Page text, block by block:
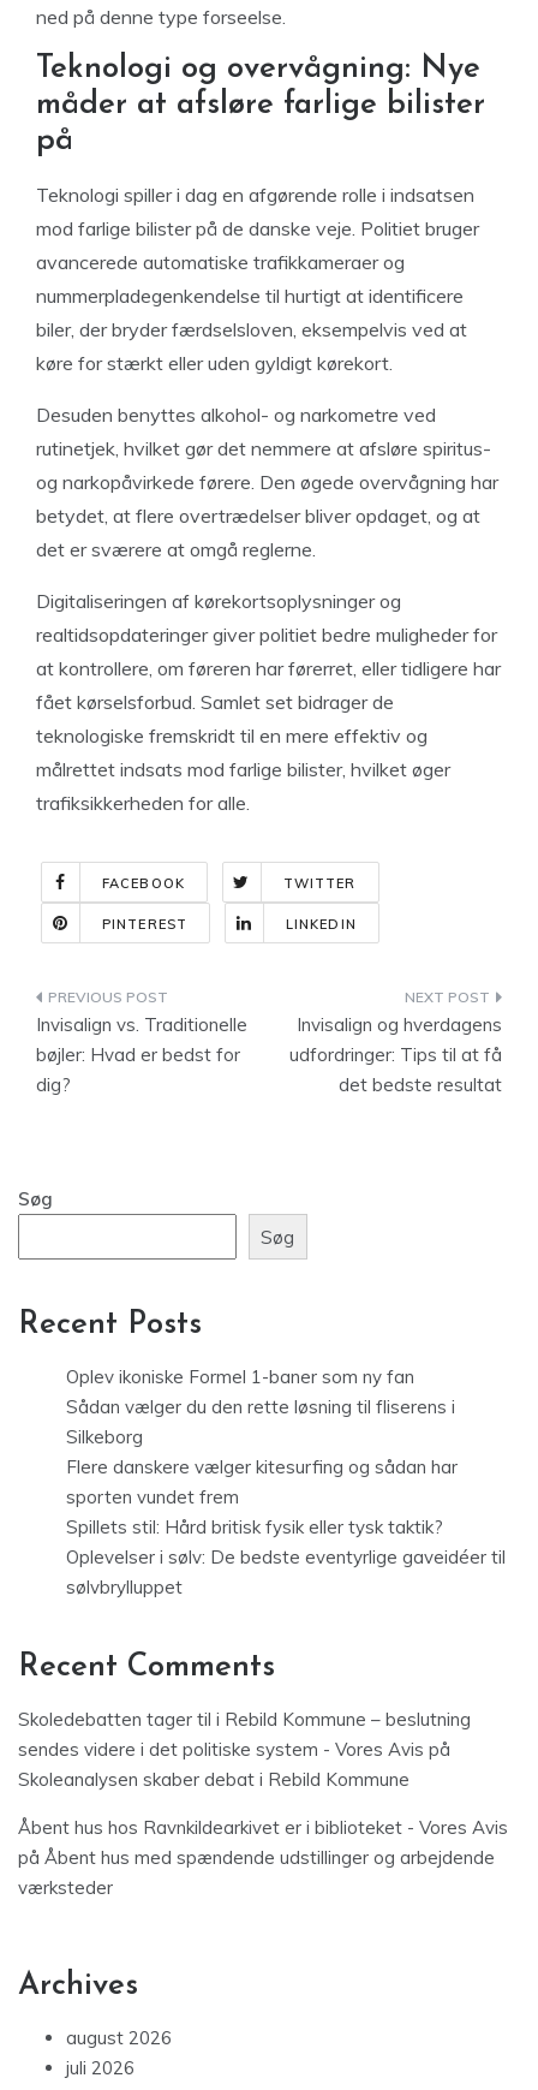
ned på denne type forseelse.
Teknologi og overvågning: Nye
måder at afsløre farlige bilister
på
Teknologi spiller i dag en afgørende rolle i indsatsen
mod farlige bilister på de danske veje. Politiet bruger
avancerede automatiske trafikkameraer og
nummerpladegenkendelse til hurtigt at identificere
biler, der bryder færdselsloven, eksempelvis ved at
køre for stærkt eller uden gyldigt kørekort.
Desuden benyttes alkohol- og narkometre ved
rutinetjek, hvilket gør det nemmere at afsløre spiritus-
og narkopåvirkede førere. Den øgede overvågning har
betydet, at flere overtrædelser bliver opdaget, og at
det er sværere at omgå reglerne.
Digitaliseringen af kørekortsoplysninger og
realtidsopdateringer giver politiet bedre muligheder for
at kontrollere, om føreren har førerret, eller tidligere har
fået kørselsforbud. Samlet set bidrager de
teknologiske fremskridt til en mere effektiv og
målrettet indsats mod farlige bilister, hvilket øger
trafiksikkerheden for alle.
FACEBOOK TWITTER
PINTEREST LINKEDIN
Indlægsnavigation
Invisalign vs. Traditionelle
bøjler: Hvad er bedst for
dig?
Invisalign og hverdagens
udfordringer: Tips til at få
det bedste resultat
Søg
Søg
Recent Posts
Oplev ikoniske Formel 1-baner som ny fan
Sådan vælger du den rette løsning til fliserens i
Silkeborg
Flere danskere vælger kitesurfing og sådan har
sporten vundet frem
Spillets stil: Hård britisk fysik eller tysk taktik?
Oplevelser i sølv: De bedste eventyrlige gaveidéer til
sølvbrylluppet
Recent Comments
Skoledebatten tager til i Rebild Kommune – beslutning
sendes videre i det politiske system - Vores Avis på
Skoleanalysen skaber debat i Rebild Kommune
Åbent hus hos Ravnkildearkivet er i biblioteket - Vores Avis
på Åbent hus med spændende udstillinger og arbejdende
værksteder
Archives
august 2026
juli 2026